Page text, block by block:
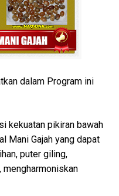
dalam Program ini
kekuatan pikiran bawah
Mani Gajah yang dapat
puter giling,